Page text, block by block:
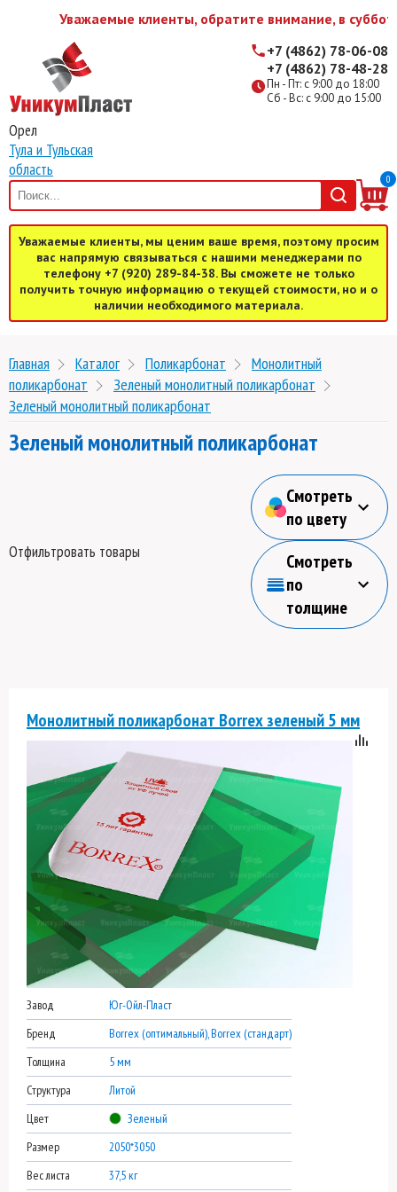
Уважаемые клиенты, обратите внимание, в
Орел
Тула и Тульская
область
Пн - Пт: с 9:00 до 18:00
Сб - Вс: с 9:00 до 15:00
+7 (4862) 78-06-08
+7 (4862) 78-48-28
0
Уважаемые клиенты, мы ценим ваше время, поэтому просим
вас напрямую связываться с нашими менеджерами по
телефону +7 (920) 289-84-38. Вы сможете не только
получить точную информацию о текущей стоимости, но и о
наличии необходимого материала.
Главная Каталог Поликарбонат
Монолитный
поликарбонат
Зеленый монолитный поликарбонат
Зеленый монолитный поликарбонат
Зеленый монолитный поликарбонат
Отфильтровать товары
Смотреть
по цвету
Смотреть
по
толщине
Монолитный поликарбонат Borrex зеленый 5 мм
Завод
Юг-Ойл-Пласт
Бренд
Borrex (оптимальный), Borrex (стандарт)
Толщина
5 мм
Структура
Литой
Цвет
Зеленый
Размер
2050*3050
Вес листа
37,5 кг